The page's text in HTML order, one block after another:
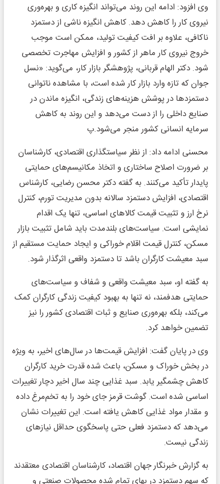
وی افزود: ادامه این روند می‌تواند انگیزه کاری و بهره‌وری
نیروی کار را کاهش دهد. کاهش انگیزه ناشی از دستمزد
ناکافی، علاوه بر افت کیفیت تولید، ممکن است موجب
خروج نیروی کار ماهر از کشور و افزایش مهاجرت تخصصی
شود. دکتر الهام قربانی، پژوهشگر بازار کار، می‌گوید: «نسل
جوان که تازه وارد بازار کار شده است، با مشاهده ناتوانی
دستمزدها در پوشش هزینه‌های زندگی، انگیزه ماندن در
صنایع داخلی را از دست می‌دهد و این روند به کاهش
سرمایه انسانی کشور منجر می‌شود.پ
محسنی ادامه داد: از نظر سیاستگذاری اقتصادی، کارشناسان
بر ضرورت اصلاح ساختاری و اتخاذ مکانیسم‌های حمایتی
پایدار تأکید می‌کنند. به گفته دکتر محسن رضایی، کارشناس
اقتصادی، افزایش دستمزد سالانه بدون مدیریت تورم، کنترل
نرخ ارز و تثبیت قیمت کالاهای اساسی، تنها یک اقدام
نمایشی است. سیاست‌های بلندمدت باید شامل تثبیت بازار
مسکن، کنترل قیمت اقلام خوراکی و ایجاد حمایت مستقیم از
سبد معیشت کارگران باشد تا دستمزد واقعی اثرگذار شود.
به گفته او، سبد معیشت واقعی و شفاف و سیاست‌های
حمایتی هدفمند، نه تنها به بهبود کیفیت زندگی کارگران کمک
می‌کند، بلکه بهره‌وری صنایع و ثبات اقتصادی کشور را نیز
تضمین خواهد کرد.
وی در پایان گفت: افزایش قیمت‌ها در سال‌های اخیر، به ویژه
در بخش خوراک و مسکن، باعث شده قدرت خرید کارگران
کاهش چشمگیر یابد. سبد غذایی چند سال اخیر دچار تغییرات
اساسی شده است. گوشت قرمز جای خود را به تخم‌مرغ داده
و مقدار مواد غذایی کاهش یافته است. این تغییرات نشان
می‌دهد که دستمزد فعلی حتی پاسخگوی حداقل نیازهای
زندگی نیست.
به گزارش خبرنگار جهان اقتصاد، کارشناسان اقتصادی معتقدند
که سهم دستمزد در بهای تمام شده محصولات صنعتی و